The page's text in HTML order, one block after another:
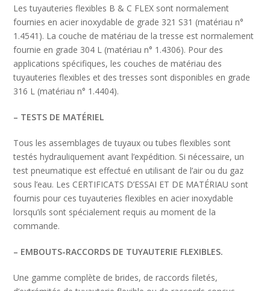
Les tuyauteries flexibles B & C FLEX sont normalement
fournies en acier inoxydable de grade 321 S31 (matériau n°
1.4541). La couche de matériau de la tresse est normalement
fournie en grade 304 L (matériau n° 1.4306). Pour des
applications spécifiques, les couches de matériau des
tuyauteries flexibles et des tresses sont disponibles en grade
316 L (matériau n° 1.4404).
– TESTS DE MATÉRIEL
Tous les assemblages de tuyaux ou tubes flexibles sont
testés hydrauliquement avant l’expédition. Si nécessaire, un
test pneumatique est effectué en utilisant de l’air ou du gaz
sous l’eau. Les CERTIFICATS D’ESSAI ET DE MATÉRIAU sont
fournis pour ces tuyauteries flexibles en acier inoxydable
lorsqu’ils sont spécialement requis au moment de la
commande.
– EMBOUTS-RACCORDS DE TUYAUTERIE FLEXIBLES.
Une gamme complète de brides, de raccords filetés,